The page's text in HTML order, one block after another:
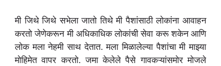
मी जिथे जिथे सभेला जातो तिथे मी पैशांसाठी लोकांना आवाहन
करतो जेणेकरून मी अधिकाधिक लोकांची सेवा करू शकेन आणि
लोक मला नेहमी साथ देतात. मला मिळालेल्या पैशांचा मी माझ्या
मोहिमेत वापर करतो. जमा केलेले पैसे गावकऱ्यांसमोर मोजले